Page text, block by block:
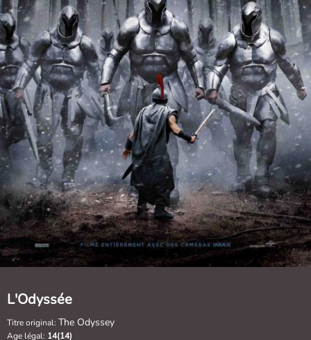
L'Odyssée
Titre original: The Odyssey
Age légal: 14(14)